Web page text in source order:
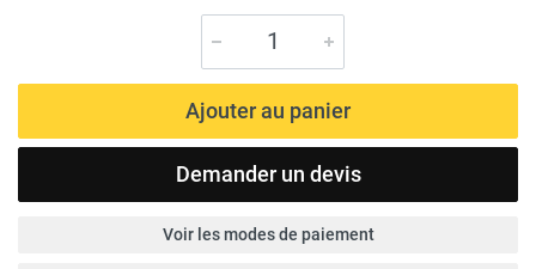
Ajouter au panier
Demander un devis
Voir les modes de paiement